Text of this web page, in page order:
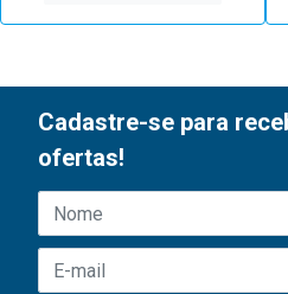
Cadastre-se para
ofertas!